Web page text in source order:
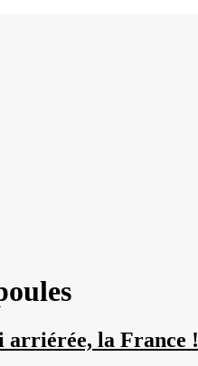
arriérée, la France !